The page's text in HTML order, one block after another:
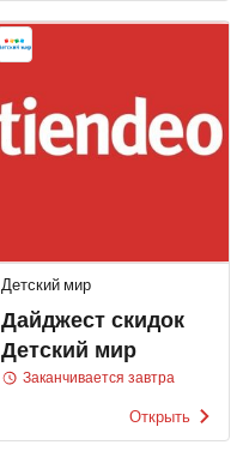
Детский мир
Дайджест скидок
Детский мир
Заканчивается завтра
Открыть